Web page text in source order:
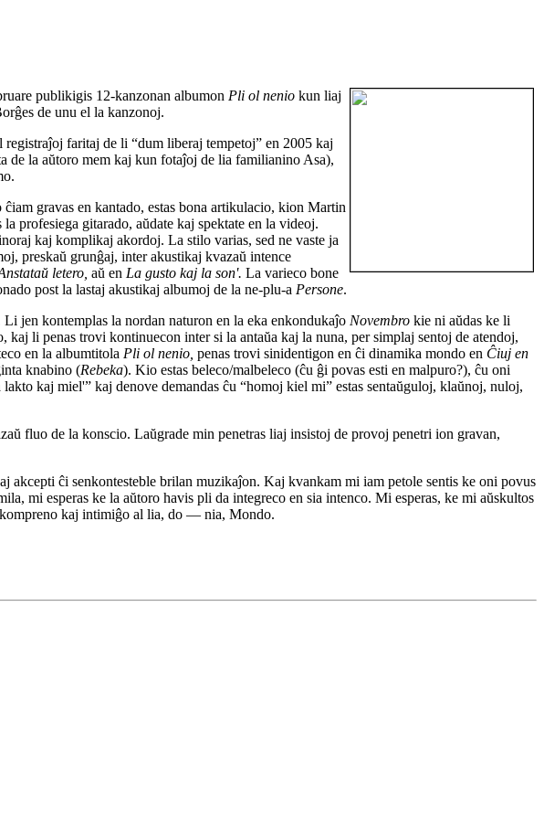
publikigis 12-kanzonan albumon Pli ol nenio kun liaj
de unu el la kanzonoj.
registraĵoj faritaj de li “dum liberaj tempetoj” en 2005 kaj
de la aŭtoro mem kaj kun fotaĵoj de lia familianino Asa),
gravas en kantado, estas bona artikulacio, kion Martin
profesiega gitarado, aŭdate kaj spektate en la videoj.
kaj komplikaj akordoj. La stilo varias, sed ne vaste ja
preskaŭ grunĝaj, inter akustikaj kvazaŭ intence
letero, aŭ en La gusto kaj la son'. La varieco bone
post la lastaj akustikaj albumoj de la ne-plu-a Persone.
jen kontemplas la nordan naturon en la eka enkondukaĵo Novembro kie ni aŭdas ke li
li penas trovi kontinuecon inter si la antaŭa kaj la nuna, per simplaj sentoj de atendoj,
en la albumtitola Pli ol nenio, penas trovi sinidentigon en ĉi dinamika mondo en Ĉiuj en
knabino (Rebeka). Kio estas beleco/malbeleco (ĉu ĝi povas esti en malpuro?), ĉu oni
kaj miel'” kaj denove demandas ĉu “homoj kiel mi” estas sentaŭguloj, klaŭnoj, nuloj,
fluo de la konscio. Laŭgrade min penetras liaj insistoj de provoj penetri ion gravan,
akcepti ĉi senkontesteble brilan muzikaĵon. Kaj kvankam mi iam petole sentis ke oni povus
mi esperas ke la aŭtoro havis pli da integreco en sia intenco. Mi esperas, ke mi aŭskultos
kaj intimiĝo al lia, do — nia, Mondo.